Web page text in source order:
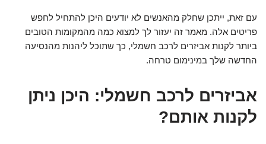
עם זאת, ייתכן שחלק מהאנשים לא יודעים היכן להתחיל לחפש
פריטים אלה. מאמר זה יעזור לך למצוא כמה מהמקומות הטובים
ביותר לקנות אביזרים לרכב חשמלי, כך שתוכל ליהנות מהנסיעה
החדשה שלך במינימום טרחה.
אביזרים לרכב חשמלי: היכן ניתן
לקנות אותם?